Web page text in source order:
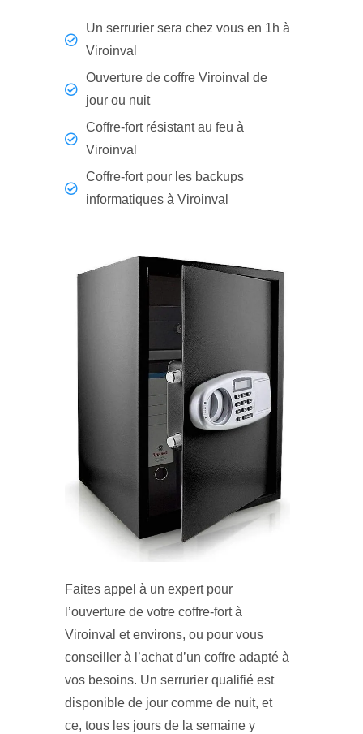
Un serrurier sera chez vous en 1h à
Viroinval
Ouverture de coffre Viroinval de
jour ou nuit
Coffre-fort résistant au feu à
Viroinval
Coffre-fort pour les backups
informatiques à Viroinval
Faites appel à un expert pour
l’ouverture de votre coffre-fort à
Viroinval et environs, ou pour vous
conseiller à l’achat d’un coffre adapté à
vos besoins. Un serrurier qualifié est
disponible de jour comme de nuit, et
ce, tous les jours de la semaine y